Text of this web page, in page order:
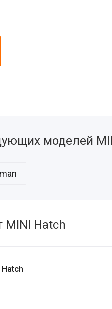
моделей
MINI Hatch